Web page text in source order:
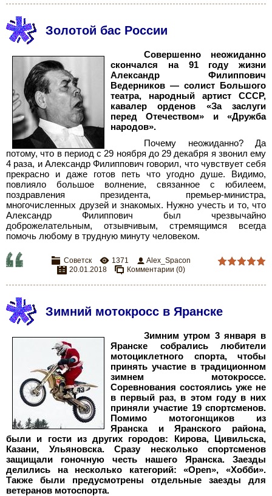
Золотой бас России
Совершенно неожиданно
скончался на 91 году жизни
Александр Филиппович
Ведерников — солист Большого
театра, народный артист СССР,
кавалер орденов «За заслуги
перед Отечеством» и «Дружба
народов».
Почему неожиданно? Да
потому, что в период с 29 ноября до 29 декабря я звонил ему
4 раза, и Александр Филиппович говорил, что чувствует себя
прекрасно и даже готов петь что угодно душе. Видимо,
повлияло большое волнение, связанное с юбилеем,
поздравления президента, премьер-министра,
многочисленных друзей и знакомых. Нужно учесть и то, что
Александр Филиппович был чрезвычайно
доброжелательным, отзывчивым, стремящимся всегда
помочь любому в трудную минуту человеком.
Советск 1371
Alex_Spacon
20.01.2018
Комментарии (0)
Зимний мотокросс в Яранске
Зимним утром 3 января в
Яранске собрались любители
мотоциклетного спорта, чтобы
принять участие в традиционном
зимнем мотокроссе.
Соревнования состоялись уже не
в первый раз, в этом году в них
приняли участие 19 спортсменов.
Помимо мотогонщиков из
Яранска и Яранского района,
были и гости из других городов: Кирова, Цивильска,
Казани, Ульяновска. Сразу несколько спортсменов
защищали гоночную честь нашего Яранска. Заезды
делились на несколько категорий: «Open», «Хобби».
Также были предусмотрены отдельные заезды для
ветеранов мотоспорта.